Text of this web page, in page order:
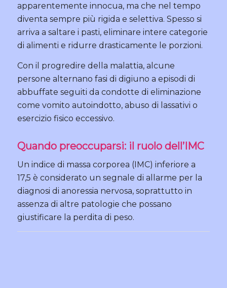
apparentemente innocua, ma che nel tempo
diventa sempre più rigida e selettiva. Spesso si
arriva a saltare i pasti, eliminare intere categorie
di alimenti e ridurre drasticamente le porzioni.
Con il progredire della malattia, alcune
persone alternano fasi di digiuno a episodi di
abbuffate seguiti da condotte di eliminazione
come vomito autoindotto, abuso di lassativi o
esercizio fisico eccessivo.
Quando preoccuparsi: il ruolo dell’IMC
Un indice di massa corporea (IMC) inferiore a
17,5 è considerato un segnale di allarme per la
diagnosi di anoressia nervosa, soprattutto in
assenza di altre patologie che possano
giustificare la perdita di peso.